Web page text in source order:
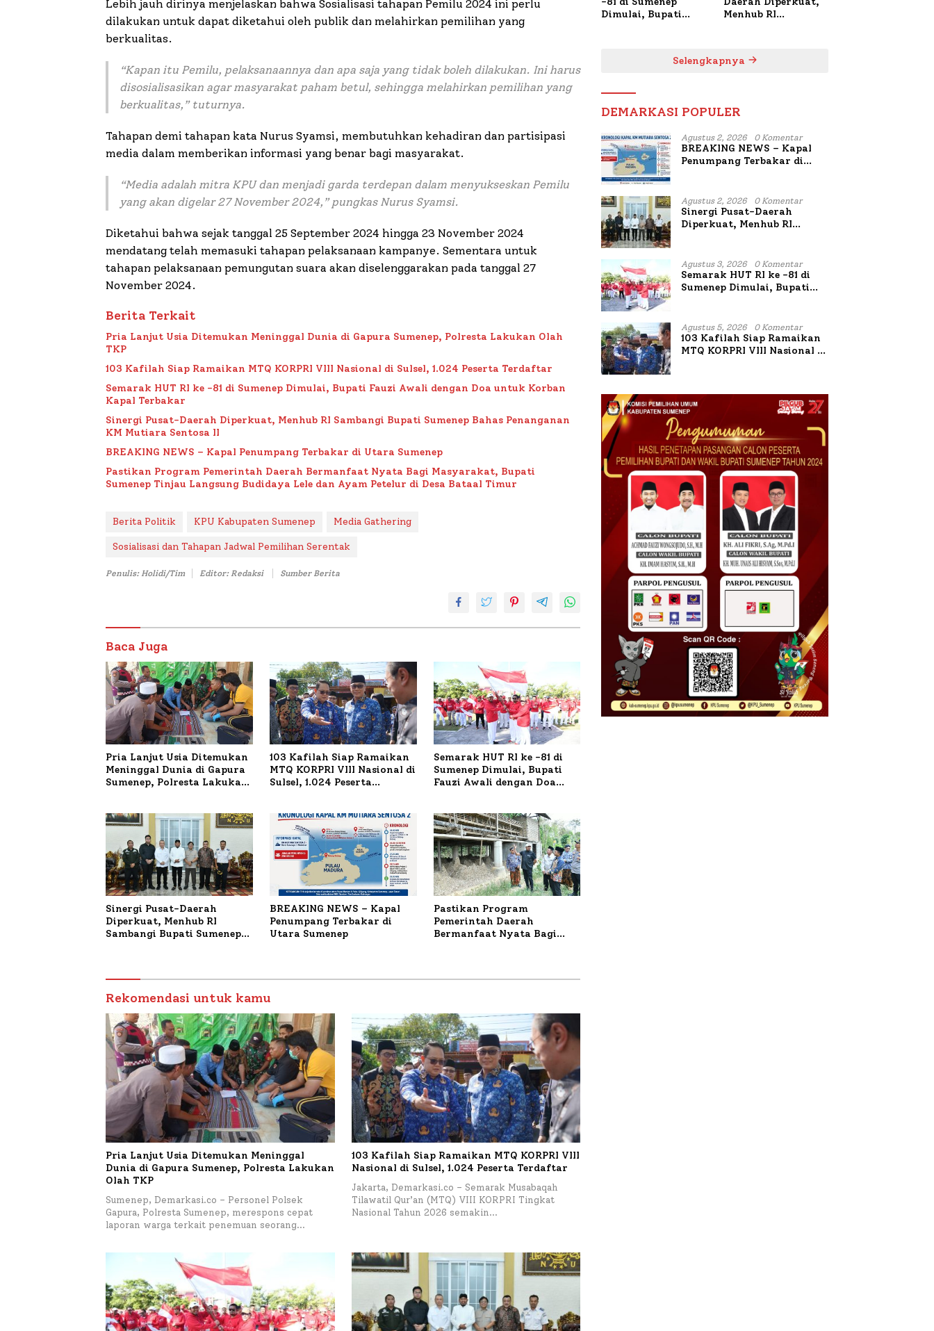
Lebih jauh dirinya menjelaskan bahwa Sosialisasi tahapan Pemilu 2024 ini perlu
dilakukan untuk dapat diketahui oleh publik dan melahirkan pemilihan yang
berkualitas.
“Kapan itu Pemilu, pelaksanaannya dan apa saja yang tidak boleh dilakukan. Ini harus
disosialisasikan agar masyarakat paham betul, sehingga melahirkan pemilihan yang
berkualitas,” tuturnya.
Tahapan demi tahapan kata Nurus Syamsi, membutuhkan kehadiran dan partisipasi
media dalam memberikan informasi yang benar bagi masyarakat.
“Media adalah mitra KPU dan menjadi garda terdepan dalam menyukseskan Pemilu
yang akan digelar 27 November 2024,” pungkas Nurus Syamsi.
Diketahui bahwa sejak tanggal 25 September 2024 hingga 23 November 2024
mendatang telah memasuki tahapan pelaksanaan kampanye. Sementara untuk
tahapan pelaksanaan pemungutan suara akan diselenggarakan pada tanggal 27
November 2024.
Berita Terkait
Pria Lanjut Usia Ditemukan Meninggal Dunia di Gapura Sumenep, Polresta Lakukan Olah
TKP
103 Kafilah Siap Ramaikan MTQ KORPRI VIII Nasional di Sulsel, 1.024 Peserta Terdaftar
Semarak HUT RI ke -81 di Sumenep Dimulai, Bupati Fauzi Awali dengan Doa untuk Korban
Kapal Terbakar
Sinergi Pusat-Daerah Diperkuat, Menhub RI Sambangi Bupati Sumenep Bahas Penanganan
KM Mutiara Sentosa II
BREAKING NEWS – Kapal Penumpang Terbakar di Utara Sumenep
Pastikan Program Pemerintah Daerah Bermanfaat Nyata Bagi Masyarakat, Bupati
Sumenep Tinjau Langsung Budidaya Lele dan Ayam Petelur di Desa Bataal Timur
Berita Politik KPU Kabupaten Sumenep Media Gathering
Sosialisasi dan Tahapan Jadwal Pemilihan Serentak
Penulis: Holidi/Tim Editor: Redaksi Sumber Berita
Baca Juga
Pria Lanjut Usia Ditemukan
Meninggal Dunia di Gapura
Sumenep, Polresta Lakukan
103 Kafilah Siap Ramaikan
MTQ KORPRI VIII Nasional di
Sulsel, 1.024 Peserta
Semarak HUT RI ke -81 di
Sumenep Dimulai, Bupati
Fauzi Awali dengan Doa
Sinergi Pusat-Daerah
Diperkuat, Menhub RI
Sambangi Bupati Sumenep
BREAKING NEWS – Kapal
Penumpang Terbakar di
Utara Sumenep
Pastikan Program
Pemerintah Daerah
Bermanfaat Nyata Bagi
Petelur di Desa Bataal Timur
Rekomendasi untuk kamu
Pria Lanjut Usia Ditemukan Meninggal
Dunia di Gapura Sumenep, Polresta Lakukan
Olah TKP
Sumenep, Demarkasi.co – Personel Polsek
Gapura, Polresta Sumenep, merespons cepat
laporan warga terkait penemuan seorang…
103 Kafilah Siap Ramaikan MTQ KORPRI VIII
Nasional di Sulsel, 1.024 Peserta Terdaftar
Jakarta, Demarkasi.co – Semarak Musabaqah
Tilawatil Qur’an (MTQ) VIII KORPRI Tingkat
Nasional Tahun 2026 semakin…
Dimulai, Bupati
Menhub RI
Mutiara Sentosa II
Selengkapnya
DEMARKASI POPULER
Agustus 2, 2026 0 Komentar
BREAKING NEWS – Kapal
Penumpang Terbakar di
Agustus 2, 2026 0 Komentar
Sinergi Pusat-Daerah
Diperkuat, Menhub RI
Mutiara Sentosa II
Agustus 3, 2026 0 Komentar
Semarak HUT RI ke -81 di
Sumenep Dimulai, Bupati
Terbakar
Agustus 5, 2026 0 Komentar
103 Kafilah Siap Ramaikan
MTQ KORPRI VIII Nasional di